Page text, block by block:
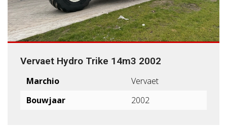
Vervaet Hydro Trike 14m3 2002
Marchio
Vervaet
Bouwjaar
2002